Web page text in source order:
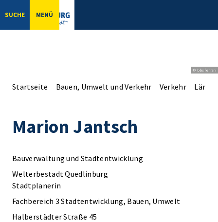
SUCHE MENÜ
© bbsferrari
Startseite Bauen, Umwelt und Verkehr Verkehr
Marion Jantsch
Bauverwaltung und Stadtentwicklung
Welterbestadt Quedlinburg
Stadtplanerin
Fachbereich 3 Stadtentwicklung, Bauen, Umwelt
Halberstädter Straße 45